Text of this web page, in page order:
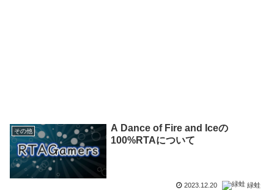
その他
A Dance of Fire and Iceの
100%RTAについて
2023.12.20 緑蛙